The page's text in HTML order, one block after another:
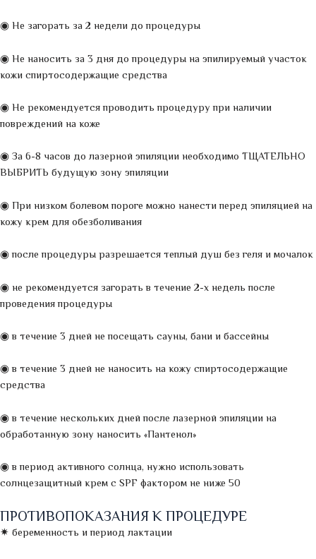
◉ Не загорать за 2 недели до процедуры
◉ Не наносить за 3 дня до процедуры на эпилируемый участок
кожи спиртосодержащие средства
◉ Не рекомендуется проводить процедуру при наличии
повреждений на коже
◉ За 6-8 часов до лазерной эпиляции необходимо ТЩАТЕЛЬНО
ВЫБРИТЬ будущую зону эпиляции
◉ При низком болевом пороге можно нанести перед эпиляцией на
кожу крем для обезболивания
◉ после процедуры разрешается теплый душ без геля и мочалок
◉ не рекомендуется загорать в течение 2-х недель после
проведения процедуры
◉ в течение 3 дней не посещать сауны, бани и бассейны
◉ в течение 3 дней не наносить на кожу спиртосодержащие
средства
◉ в течение нескольких дней после лазерной эпиляции на
обработанную зону наносить «Пантенол»
◉ в период активного солнца, нужно использовать
солнцезащитный крем с SPF фактором не ниже 50
ПРОТИВОПОКАЗАНИЯ К ПРОЦЕДУРЕ
✷ беременность и период лактации